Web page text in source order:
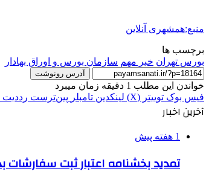
منبع:همشهری آنلاین
برچسب ها
بورس تهران خبر مهم سازمان بورس و اوراق بهادار
آدرس رونوشت
خواندن این مطلب 1 دقیقه زمان میبرد
فیس بوک توییتر (X) لینکدین ‫تامبلر ‫پین‌ترست ‫رددیت
آخرین اخبار
1 هفته پیش
تمدید بخشنامه اعتبار ثبت سفارشات بدون